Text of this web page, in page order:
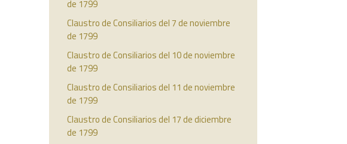
de 1799
Claustro de Consiliarios del 7 de noviembre
de 1799
Claustro de Consiliarios del 10 de noviembre
de 1799
Claustro de Consiliarios del 11 de noviembre
de 1799
Claustro de Consiliarios del 17 de diciembre
de 1799